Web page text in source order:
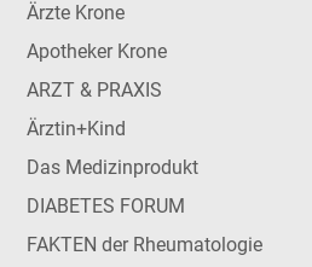
Ärzte Krone
Apotheker Krone
ARZT & PRAXIS
Ärztin+Kind
Das Medizinprodukt
DIABETES FORUM
FAKTEN der Rheumatologie